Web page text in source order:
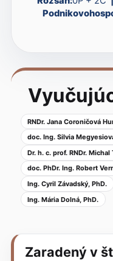
RNDr. Jana Coroničová
doc. Ing. Silvia
Dr. h. c. prof. RNDr. Michal
doc. PhDr. Ing. Robert
Ing. Cyril Závadský, PhD.
Ing. Mária Dolná, PhD.
Zaradený v